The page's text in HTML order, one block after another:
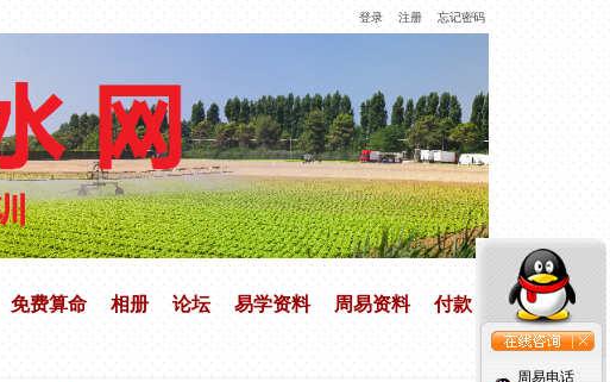
免费算命 相册 论坛 易学资料 周易资料
付款
登录 注册 忘记密码
周易电话